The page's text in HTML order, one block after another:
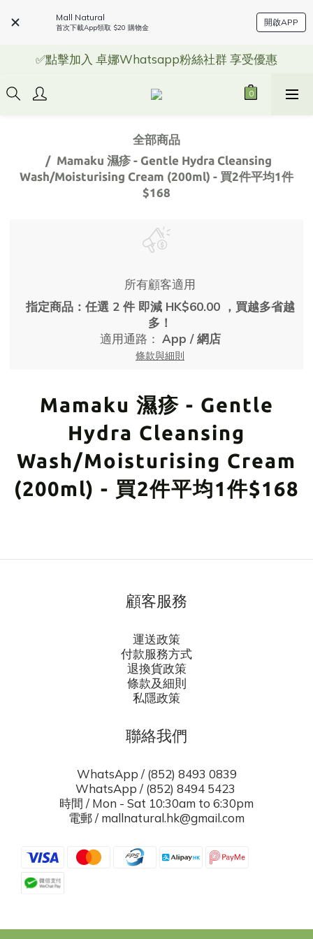
Mall Natural
首次下載App領取 $20 購物金
開啟APP
✅點擊加入 卓娜Whatsapp粉絲社群 享受優惠
全部商品
Mamaku 濕疹 - Gentle Hydra Cleansing
Wash/Moisturising Cream (200ml) - 買2件平均1件
$168
所有顧客適用
指定商品：任選 2 件 即減 HK$60.00 ，買越多省越
多！
適用通路： App / 網店
條款與細則
Mamaku 濕疹 - Gentle
Hydra Cleansing
Wash/Moisturising Cream
(200ml) - 買2件平均1件$168
顧客服務
運送政策
付款服務方式
退換貨政策
條款及細則
私隱政策
聯絡我們
WhatsApp / (852) 8493 0839
WhatsApp / (852) 8494 5423
時間 / Mon - Sat 10:30am to 6:30pm
電郵 / mallnatural.hk@gmail.com